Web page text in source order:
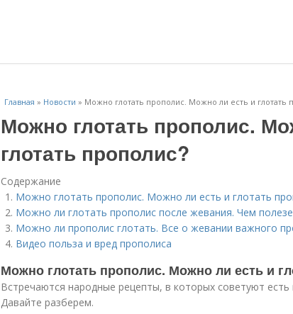
Главная » Новости » Можно глотать прополис. Можно ли есть и глотать
Можно глотать прополис.
глотать прополис?
Содержание
Можно глотать прополис. Можно ли есть и глотать
Можно ли глотать прополис после жевания. Чем
Можно ли прополис глотать. Все о жевании важного
Видео польза и вред прополиса
Можно глотать прополис. Можно ли есть и
Встречаются народные рецепты, в которых советуют
Давайте разберем.